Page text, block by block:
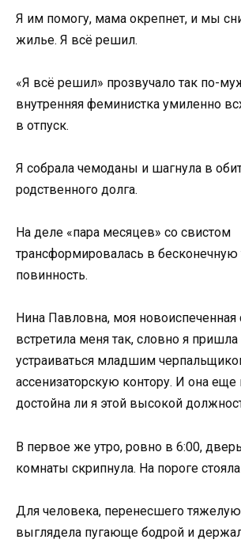
Я им помогу, мама окрепнет, и мы
жилье. Я всё решил.
«Я всё решил» прозвучало так по-
внутренняя феминистка умиленно
в отпуск.
Я собрала чемоданы и шагнула в
родственного долга.
На деле «пара месяцев» со свистом
трансформировалась в
повинность.
Нина Павловна, моя новоиспеченная
встретила меня так, словно я
устраиваться младшим
ассенизаторскую контору. И она еще
достойна ли я этой высокой
В первое же утро, ровно в 6:00,
комнаты скрипнула. На пороге
Для человека, перенесшего
выглядела пугающе бодрой и